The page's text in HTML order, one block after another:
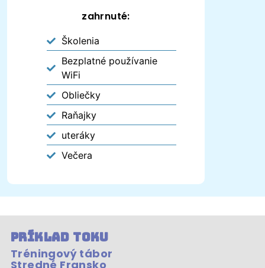
zahrnuté:
Školenia
Bezplatné používanie
WiFi
Obliečky
Raňajky
uteráky
Večera
Príklad toku
Tréningový tábor
Stredné Fransko